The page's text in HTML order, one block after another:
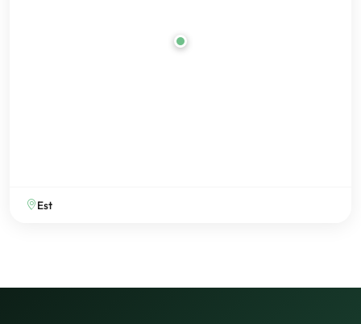
Est